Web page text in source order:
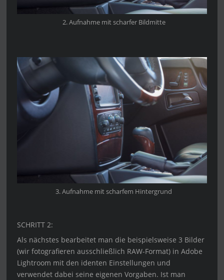
2. Aufnahme mit scharfer Bildmitte
3. Aufnahme mit scharfem Hintergrund
SCHRITT 2:
Als nächstes bearbeitet man die beispielsweise 3 Bilder
(wir fotografieren ausschließlich RAW-Format) in Adobe
Lightroom mit den identen Einstellungen und
verwendet dabei seine eigenen Vorgaben. Ist man